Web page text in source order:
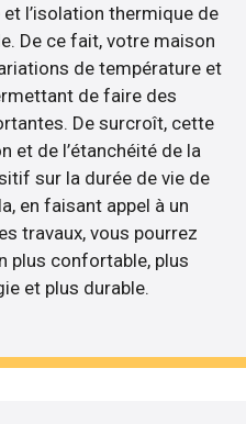
l’isolation thermique de
De ce fait, votre maison
de température et
de faire des
De surcroît, cette
et de l’étanchéité de la
sur la durée de vie de
en faisant appel à un
travaux, vous pourrez
plus confortable, plus
et plus durable.